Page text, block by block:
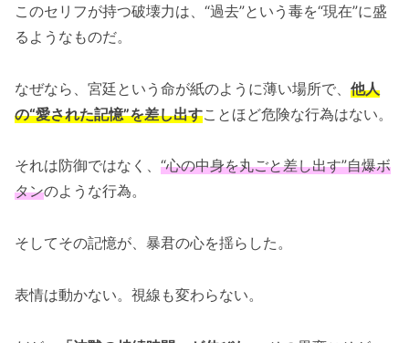
このセリフが持つ破壊力は、“過去”という毒を“現在”に盛
るようなものだ。
なぜなら、宮廷という命が紙のように薄い場所で、 他人
の“愛された記憶”を差し出すことほど危険な行為はない。
それは防御ではなく、 “心の中身を丸ごと差し出す”自爆ボ
タンのような行為。
そしてその記憶が、暴君の心を揺らした。
表情は動かない。視線も変わらない。